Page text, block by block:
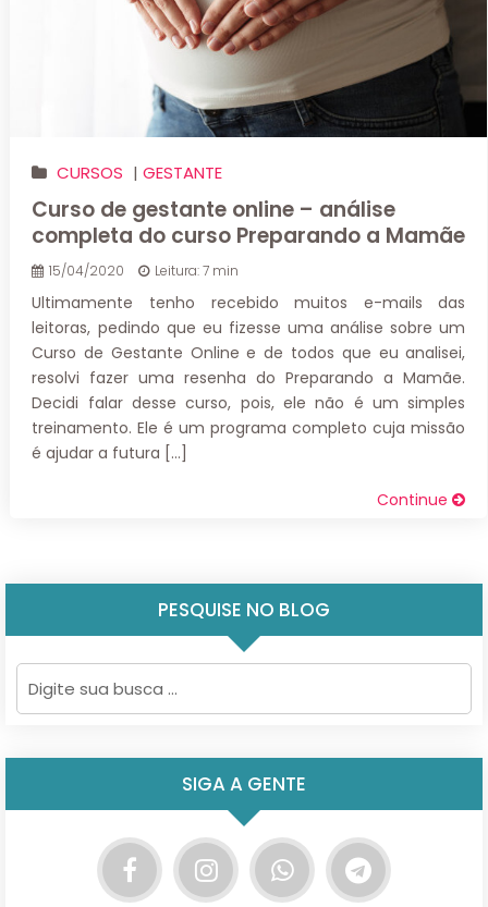
CURSOS |GESTANTE
Curso de gestante online – análise
completa do curso Preparando a Mamãe
15/04/2020 Leitura: 7 min
Ultimamente tenho recebido muitos e-mails das
leitoras, pedindo que eu fizesse uma análise sobre um
Curso de Gestante Online e de todos que eu analisei,
resolvi fazer uma resenha do Preparando a Mamãe.
Decidi falar desse curso, pois, ele não é um simples
treinamento. Ele é um programa completo cuja missão
é ajudar a futura […]
Continue
PESQUISE NO BLOG
SIGA A GENTE